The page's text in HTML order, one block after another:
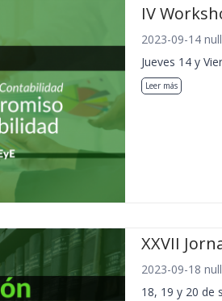
IV
2023-09-14 null
Jueves 14 y
Leer más
XXVII
2023-09-18 null
18, 19 y 20 de